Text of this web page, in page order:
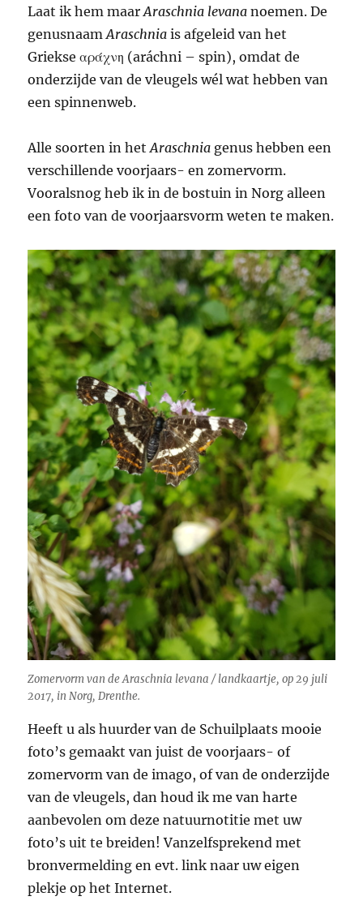
Laat ik hem maarAraschnia levana noemen. De
genusnaamAraschnia is afgeleid van het
Griekse αράχνη (aráchni – spin), omdat de
onderzijde van de vleugels wél wat hebben van
een spinnenweb.
Alle soorten in hetAraschnia genus hebben een
verschillende voorjaars- en zomervorm.
Vooralsnog heb ik in de bostuin in Norg alleen
een foto van de voorjaarsvorm weten te maken.
Zomervorm van deAraschnia levana/ landkaartje, op 29 juli
2017, in Norg, Drenthe.
Heeft u als huurder van de Schuilplaats mooie
foto’s gemaakt van juist de voorjaars- of
zomervorm van de imago, of van de onderzijde
van de vleugels, dan houd ik me van harte
aanbevolen om deze natuurnotitie met uw
foto’s uit te breiden! Vanzelfsprekend met
bronvermelding en evt. link naar uw eigen
plekje op het Internet.